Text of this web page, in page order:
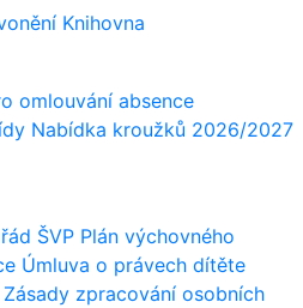
Knihovna
omlouvání absence
Nabídka kroužků 2026/2027
ŠVP Plán výchovného
Úmluva o právech dítěte
Zásady zpracování osobních